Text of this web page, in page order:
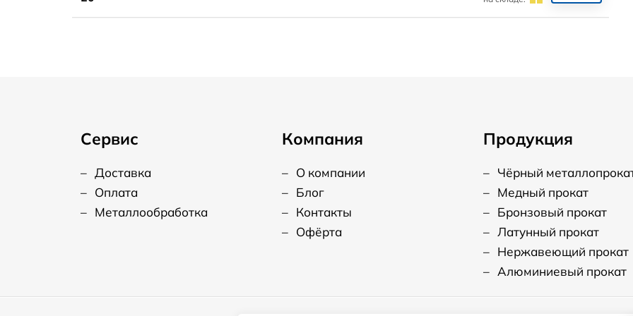
Сервис
– Доставка
– Оплата
– Металлообработка
Компания
– О компании
– Блог
– Контакты
– Офёрта
Продукция
– Чёрный
– Медный прокат
– Бронзовый прокат
– Латунный прокат
– Нержавеющий прокат
– Алюминиевый прокат